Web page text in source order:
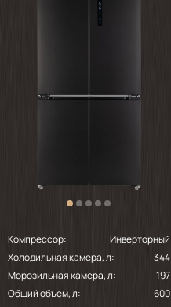
Компрессор:
Инверторный
Холодильная камера, л:
344
Морозильная камера, л:
197
Общий объем, л:
600